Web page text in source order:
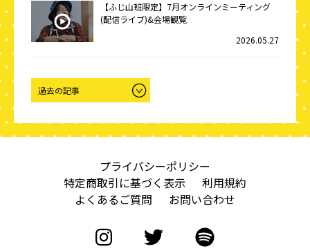
【ふじ山班限定】7月オンラインミーティング
(配信ライブ)&会場観覧
2026.05.27
プライバシーポリシー
特定商取引に基づく表示
利用規約
よくあるご質問
お問い合わせ